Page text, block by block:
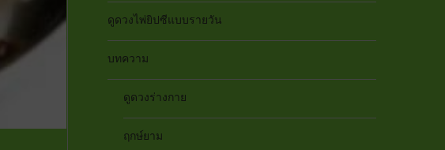
ดูดวงไพ่ยิปซีแบบรายวัน
บทความ
ดูดวงร่างกาย
ฤกษ์ยาม